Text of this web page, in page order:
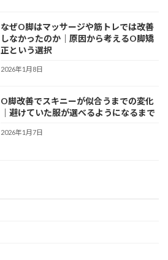
なぜO脚はマッサージや筋トレでは改善
しなかったのか｜原因から考えるO脚矯
正という選択
2026年1月8日
O脚改善でスキニーが似合うまでの変化
｜避けていた服が選べるようになるまで
2026年1月7日